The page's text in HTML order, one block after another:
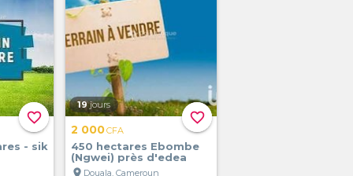
favorite_border
- sik
favorite_border
19 jours
2 000CFA
450 hectares Ebombe
(Ngwei) près d'edea
location_on Douala, Cameroun